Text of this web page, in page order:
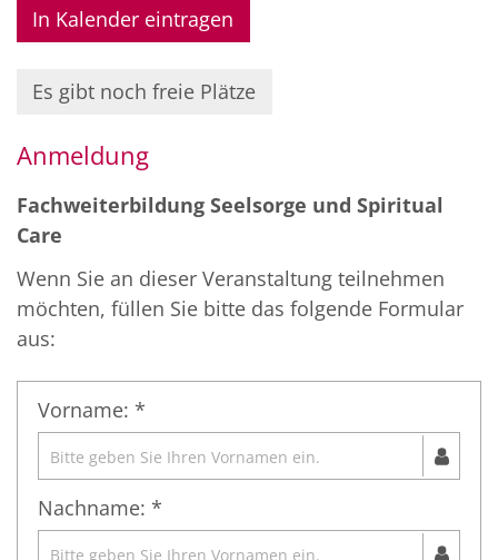
In Kalender eintragen
Es gibt noch freie Plätze
Anmeldung
Fachweiterbildung Seelsorge und Spiritual
Care
Wenn Sie an dieser Veranstaltung teilnehmen
möchten, füllen Sie bitte das folgende Formular
aus:
Vorname: *
Nachname: *